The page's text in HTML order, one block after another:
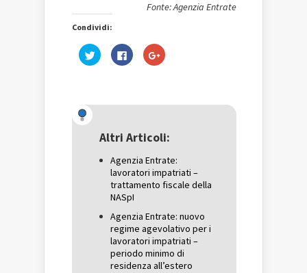
Fonte: Agenzia Entrate
Condividi:
Fai
clic
una
nuova
Fai
clic
nuova
finestra)
Fai
clic
una
nuova
Altri Articoli:
Agenzia Entrate:
lavoratori impatriati –
trattamento fiscale della
NASpI
Agenzia Entrate: nuovo
regime agevolativo per i
lavoratori impatriati –
periodo minimo di
residenza all’estero